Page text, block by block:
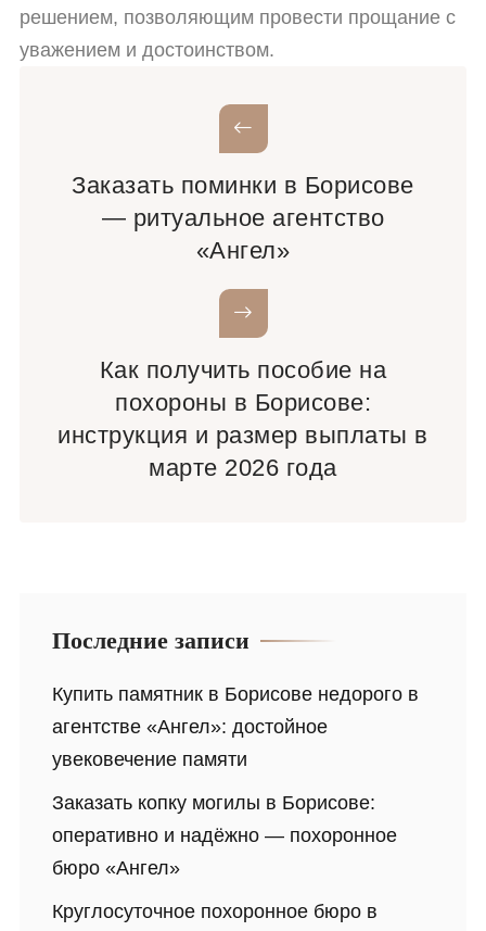
решением, позволяющим провести прощание с
уважением и достоинством.
Заказать поминки в Борисове
— ритуальное агентство
«Ангел»
Как получить пособие на
похороны в Борисове:
инструкция и размер выплаты в
марте 2026 года
Последние записи
Купить памятник в Борисове недорого в
агентстве «Ангел»: достойное
увековечение памяти
Заказать копку могилы в Борисове:
оперативно и надёжно — похоронное
бюро «Ангел»
Круглосуточное похоронное бюро в